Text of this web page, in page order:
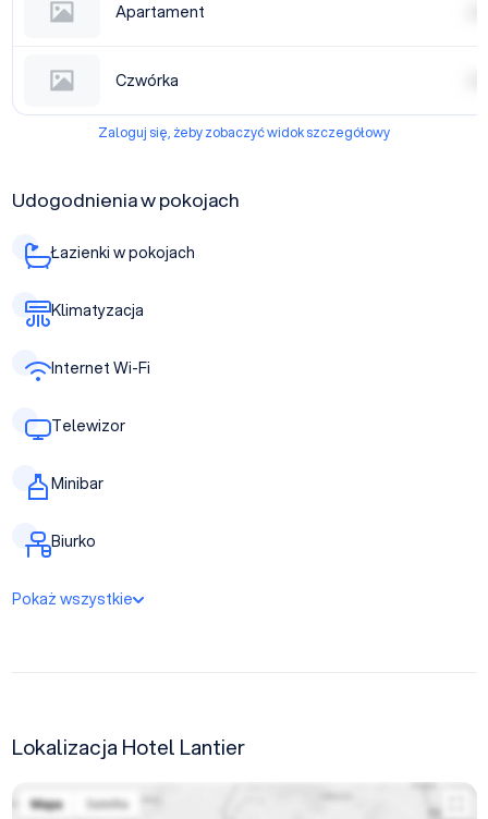
Apartament
Czwórka
Zaloguj się, żeby zobaczyć widok szczegółowy
Udogodnienia w pokojach
Łazienki w pokojach
Klimatyzacja
Internet Wi-Fi
Telewizor
Minibar
Biurko
Pokaż wszystkie
Lokalizacja Hotel Lantier